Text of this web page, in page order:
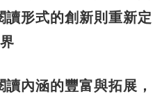
形式的創新則重新定
內涵的豐富與拓展，